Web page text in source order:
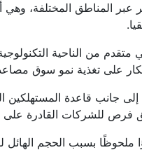
المناطق المختلفة، وهي
من الناحية
على تغذية نمو سوق
إلى جانب قاعدة
للشركات القادرة على
ملحوظًا بسبب الحجم الهائل